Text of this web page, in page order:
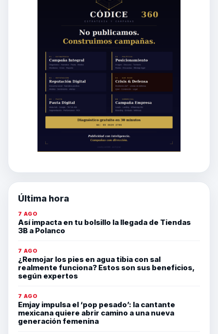
Última hora
7 AGO
Así impacta en tu bolsillo la llegada de Tiendas
3B a Polanco
7 AGO
¿Remojar los pies en agua tibia con sal
realmente funciona? Estos son sus beneficios,
según expertos
7 AGO
Emjay impulsa el ‘pop pesado’: la cantante
mexicana quiere abrir camino a una nueva
generación femenina